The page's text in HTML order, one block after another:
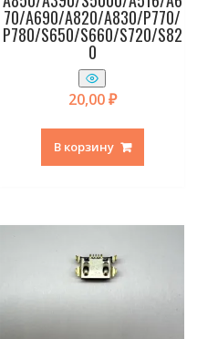
70/A690/A820/A830/P770/
P780/S650/S660/S720/S82
0
20,00₽
В корзину